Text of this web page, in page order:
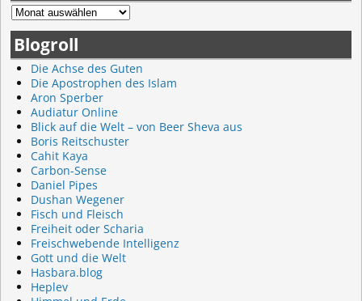
Blogroll
Die Achse des Guten
Die Apostrophen des Islam
Aron Sperber
Audiatur Online
Blick auf die Welt – von Beer Sheva aus
Boris Reitschuster
Cahit Kaya
Carbon-Sense
Daniel Pipes
Dushan Wegener
Fisch und Fleisch
Freiheit oder Scharia
Freischwebende Intelligenz
Gott und die Welt
Hasbara.blog
Heplev